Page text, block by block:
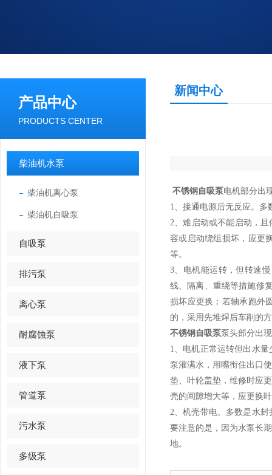
产品中心
PRODUCTS CENTER
柴油机水泵
柴油机离心泵
柴油机自吸泵
自吸泵
排污泵
离心泵
耐腐蚀泵
液下泵
管道泵
污水泵
多级泵
新闻中心
不锈钢自吸泵电机部分出
1、接通电源后无反应。
2、难启动或不能启动，
容或启动绕组损坏，应更
等。
3、电机能运转，但转速
线、隔离、重绕等措施修
损坏应更换；若轴承跑外
的，采用先堆焊后车削的
不锈钢自吸泵泵头部分
1、电机正常运转但出水
泵灌满水，用嘴衔住出口
垫、叶轮盖垫，维修时应
壳的间隙增大等，应更换
2、机壳带电。多数是水
要注意的是，因为水泵长
地。